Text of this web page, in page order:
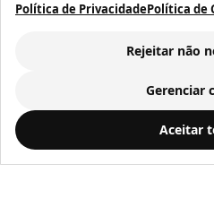
Política de PrivacidadePolítica de
Rejeitar não
Gerenciar
Aceitar Prensa
R$ 2.185,00
Verificada por
Todos os direitos
COMÉRCIO LTDA EPP |
Rua Bresser, 736 - Brás - São